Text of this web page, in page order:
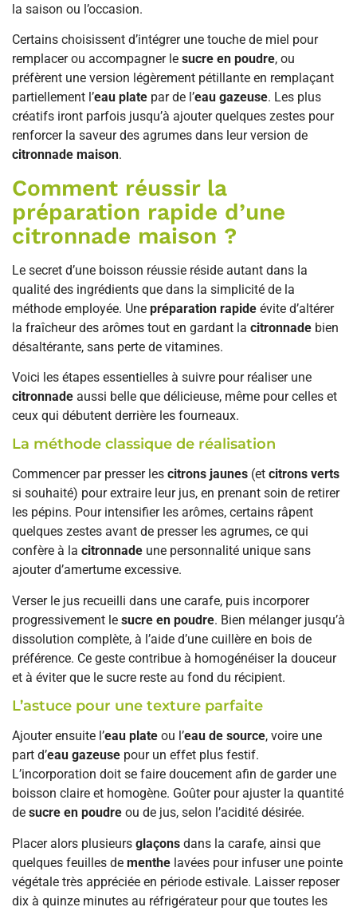
la saison ou l’occasion.
Certains choisissent d’intégrer une touche de miel pour
remplacer ou accompagner le sucre en poudre, ou
préfèrent une version légèrement pétillante en remplaçant
partiellement l’eau plate par de l’eau gazeuse. Les plus
créatifs iront parfois jusqu’à ajouter quelques zestes pour
renforcer la saveur des agrumes dans leur version de
citronnade maison.
Comment réussir la
préparation rapide d’une
citronnade maison ?
Le secret d’une boisson réussie réside autant dans la
qualité des ingrédients que dans la simplicité de la
méthode employée. Une préparation rapide évite d’altérer
la fraîcheur des arômes tout en gardant la citronnade bien
désaltérante, sans perte de vitamines.
Voici les étapes essentielles à suivre pour réaliser une
citronnade aussi belle que délicieuse, même pour celles et
ceux qui débutent derrière les fourneaux.
La méthode classique de réalisation
Commencer par presser les citrons jaunes (et citrons verts
si souhaité) pour extraire leur jus, en prenant soin de retirer
les pépins. Pour intensifier les arômes, certains râpent
quelques zestes avant de presser les agrumes, ce qui
confère à la citronnade une personnalité unique sans
ajouter d’amertume excessive.
Verser le jus recueilli dans une carafe, puis incorporer
progressivement le sucre en poudre. Bien mélanger jusqu’à
dissolution complète, à l’aide d’une cuillère en bois de
préférence. Ce geste contribue à homogénéiser la douceur
et à éviter que le sucre reste au fond du récipient.
L’astuce pour une texture parfaite
Ajouter ensuite l’eau plate ou l’eau de source, voire une
part d’eau gazeuse pour un effet plus festif.
L’incorporation doit se faire doucement afin de garder une
boisson claire et homogène. Goûter pour ajuster la quantité
de sucre en poudre ou de jus, selon l’acidité désirée.
Placer alors plusieurs glaçons dans la carafe, ainsi que
quelques feuilles de menthe lavées pour infuser une pointe
végétale très appréciée en période estivale. Laisser reposer
dix à quinze minutes au réfrigérateur pour que toutes les